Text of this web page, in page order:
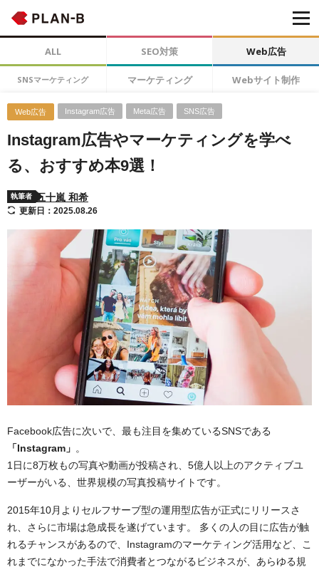
ALL SEO対策 Web広告
SNSマーケティング マーケティング Webサイト制作
Web広告 Instagram広告 Meta広告 SNS広告
Instagram広告やマーケティングを学べ
る、おすすめ本9選！
執筆者 五十嵐 和希
更新日：2025.08.26
Facebook広告に次いで、最も注目を集めているSNSである
「Instagram」 。
1日に8万枚もの写真や動画が投稿され、5億人以上のアクティブユ
ーザーがいる、世界規模の写真投稿サイトです。
2015年10月よりセルフサーブ型の運用型広告が正式にリリースさ
れ、さらに市場は急成長を遂げています。 多くの人の目に広告が触
れるチャンスがあるので、Instagramのマーケティング活用など、こ
れまでになかった手法で消費者とつながるビジネスが、あらゆる規